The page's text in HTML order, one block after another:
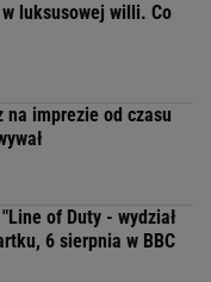
luksusowej willi. Co
na imprezie od czasu
of Duty - wydział
6 sierpnia w BBC